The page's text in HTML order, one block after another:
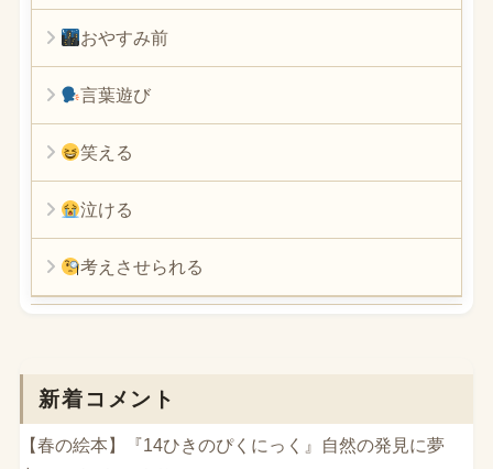
おやすみ前
言葉遊び
笑える
泣ける
考えさせられる
新着コメント
【春の絵本】『14ひきのぴくにっく』自然の発見に夢